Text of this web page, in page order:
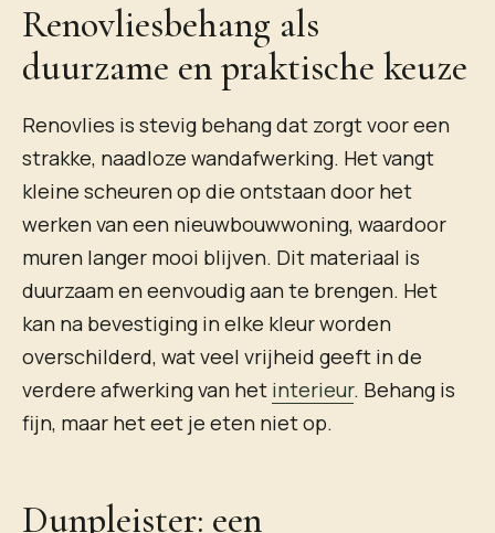
Renovliesbehang als
duurzame en praktische keuze
Renovlies is stevig behang dat zorgt voor een
strakke, naadloze wandafwerking. Het vangt
kleine scheuren op die ontstaan door het
werken van een nieuwbouwwoning, waardoor
muren langer mooi blijven. Dit materiaal is
duurzaam en eenvoudig aan te brengen. Het
kan na bevestiging in elke kleur worden
overschilderd, wat veel vrijheid geeft in de
verdere afwerking van het interieur. Behang is
fijn, maar het eet je eten niet op.
Dunpleister: een